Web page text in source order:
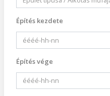
Építés kezdete
Építés vége